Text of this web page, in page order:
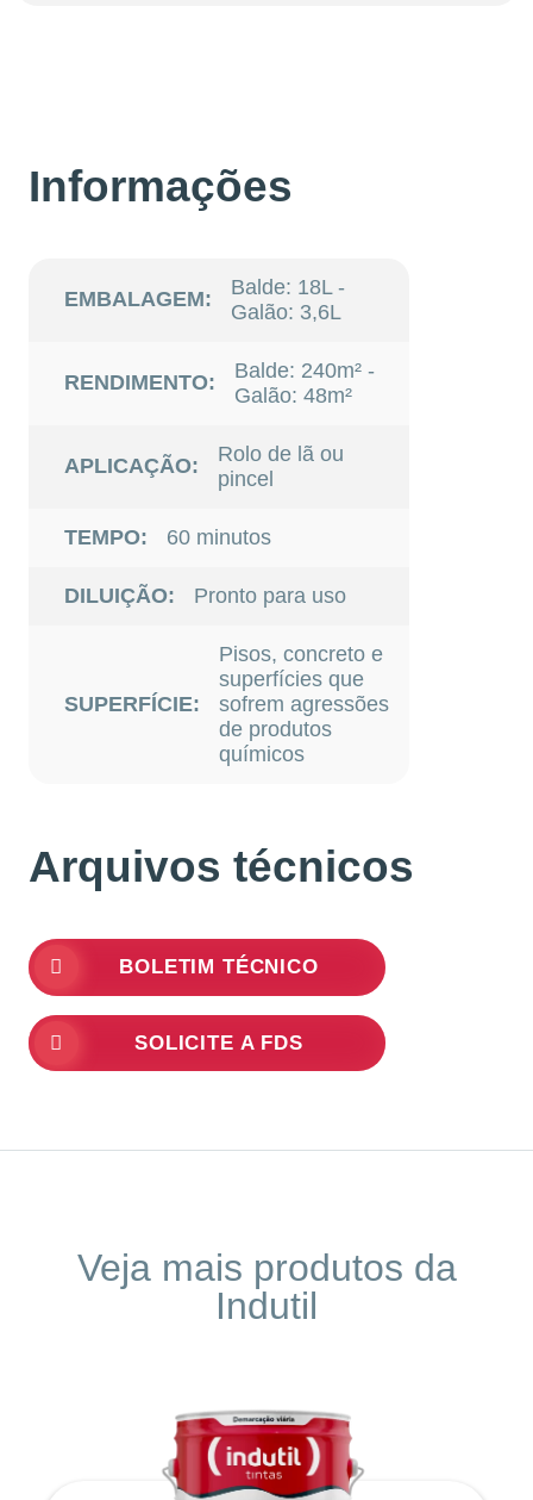
Informações
EMBALAGEM:
Balde: 18L -
Galão: 3,6L
RENDIMENTO:
Balde: 240m² -
Galão: 48m²
APLICAÇÃO:
Rolo de lã ou
pincel
TEMPO: 60 minutos
DILUIÇÃO: Pronto para uso
SUPERFÍCIE:
Pisos, concreto e
superfícies que
sofrem agressões
de produtos
químicos
Arquivos técnicos
BOLETIM TÉCNICO
SOLICITE A FDS
Veja mais produtos da
Indutil